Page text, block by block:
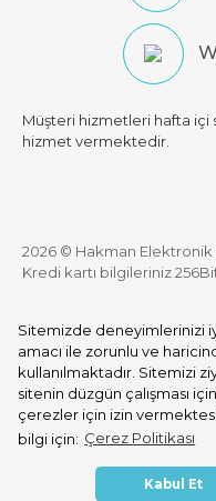
Sitemizde deneyimlerinizi
amacı ile zorunlu ve
kullanılmaktadır. Sitemizi
sitenin düzgün çalışması
çerezler için izin
bilgi için: Çerez Politikası
Kabul Et
Müşteri hizmetleri hafta içi
hizmet vermektedir.
2026 © Hakman Elektronik
Kredi kartı bilgileriniz